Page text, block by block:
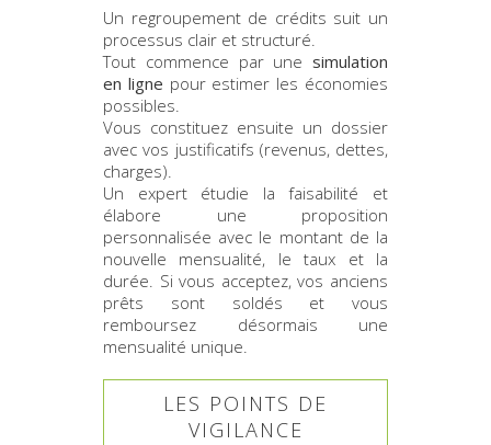
Un regroupement de crédits suit un
processus clair et structuré.
Tout commence par une simulation
en ligne pour estimer les économies
possibles.
Vous constituez ensuite un dossier
avec vos justificatifs (revenus, dettes,
charges).
Un expert étudie la faisabilité et
élabore une proposition
personnalisée avec le montant de la
nouvelle mensualité, le taux et la
durée. Si vous acceptez, vos anciens
prêts sont soldés et vous
remboursez désormais une
mensualité unique.
LES POINTS DE
VIGILANCE